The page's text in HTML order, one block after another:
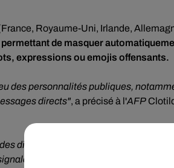
Royaume-Uni, Irlande,
de masquer
expressions ou emojis offensants.
des personnalités publiques,
directs", a précisé à l'AFP
discours de haine émanent de ces
ou non ces messages"
qui